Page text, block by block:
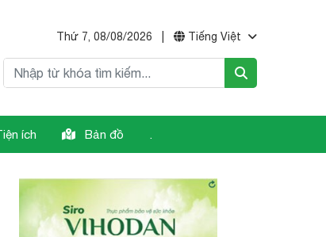
Thứ 7, 08/08/2026 Tiếng Việt
ích Bản đồ .